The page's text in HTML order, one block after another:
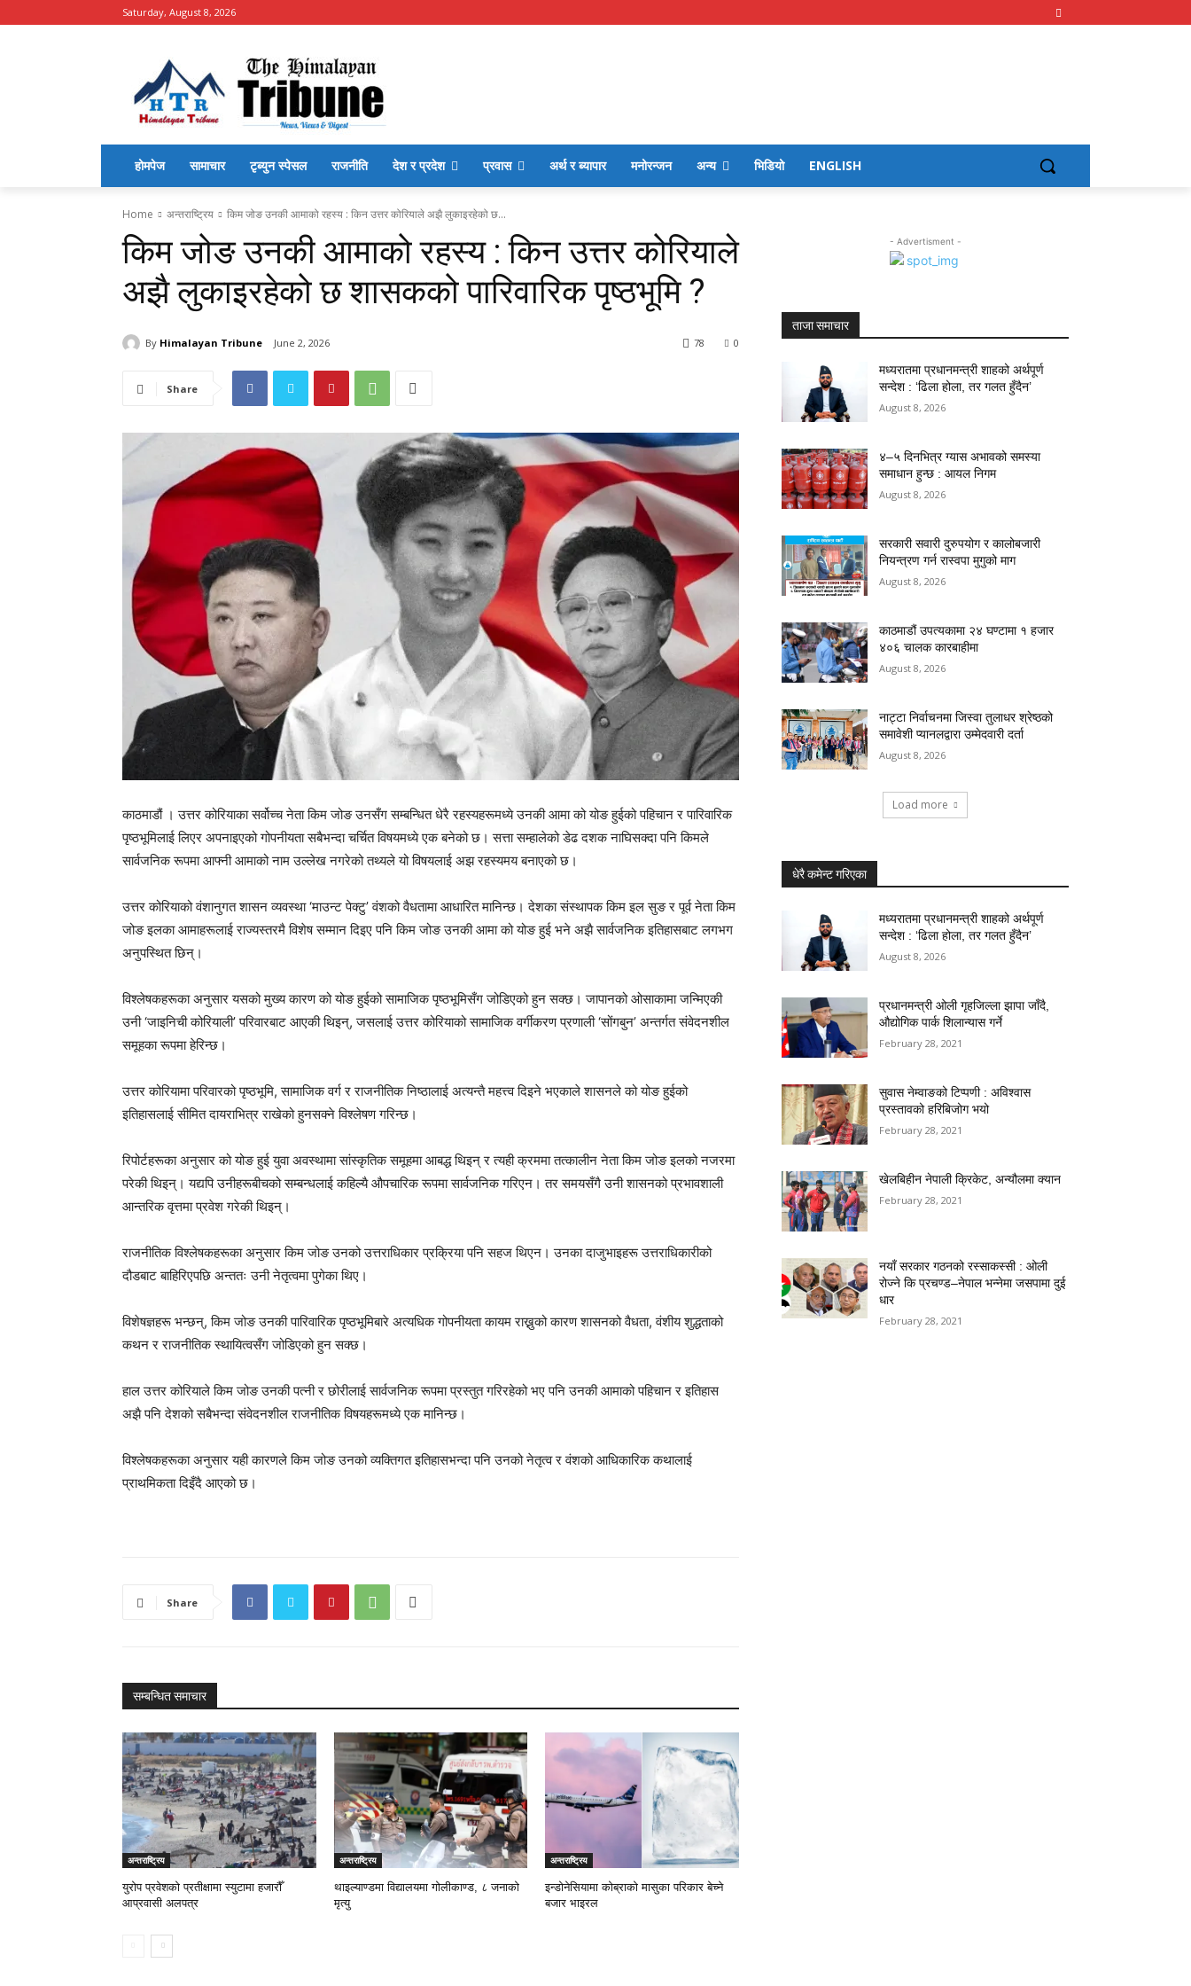
Saturday, August 8, 2026
होमपेज सामाचार टृब्युन स्पेसल राजनीति देश र प्रदेश प्रवास अर्थ र ब्यापार मनोरन्जन अन्य भिडियो ENGLISH
Home अन्तराष्ट्रिय किम जोङ उनकी आमाको रहस्य : किन उत्तर कोरियाले अझै लुकाइरहेको छ...
किम जोङ उनकी आमाको रहस्य : किन उत्तर कोरियाले
अझै लुकाइरहेको छ शासकको पारिवारिक पृष्ठभूमि ?
By Himalayan Tribune June 2, 2026 0
78
Share
काठमाडौं । उत्तर कोरियाका सर्वोच्च नेता किम जोङ उनसँग सम्बन्धित धेरै रहस्यहरूमध्ये उनकी आमा को योङ हुईको पहिचान र पारिवारिक
पृष्ठभूमिलाई लिएर अपनाइएको गोपनीयता सबैभन्दा चर्चित विषयमध्ये एक बनेको छ। सत्ता सम्हालेको डेढ दशक नाघिसक्दा पनि किमले
सार्वजनिक रूपमा आफ्नी आमाको नाम उल्लेख नगरेको तथ्यले यो विषयलाई अझ रहस्यमय बनाएको छ।
उत्तर कोरियाको वंशानुगत शासन व्यवस्था ‘माउन्ट पेक्टु’ वंशको वैधतामा आधारित मानिन्छ। देशका संस्थापक किम इल सुङ र पूर्व नेता किम
जोङ इलका आमाहरूलाई राज्यस्तरमै विशेष सम्मान दिइए पनि किम जोङ उनकी आमा को योङ हुई भने अझै सार्वजनिक इतिहासबाट लगभग
अनुपस्थित छिन्।
विश्लेषकहरूका अनुसार यसको मुख्य कारण को योङ हुईको सामाजिक पृष्ठभूमिसँग जोडिएको हुन सक्छ। जापानको ओसाकामा जन्मिएकी
उनी ‘जाइनिची कोरियाली’ परिवारबाट आएकी थिइन्, जसलाई उत्तर कोरियाको सामाजिक वर्गीकरण प्रणाली ‘सोंगबुन’ अन्तर्गत संवेदनशील
समूहका रूपमा हेरिन्छ।
उत्तर कोरियामा परिवारको पृष्ठभूमि, सामाजिक वर्ग र राजनीतिक निष्ठालाई अत्यन्तै महत्त्व दिइने भएकाले शासनले को योङ हुईको
इतिहासलाई सीमित दायराभित्र राखेको हुनसक्ने विश्लेषण गरिन्छ।
रिपोर्टहरूका अनुसार को योङ हुई युवा अवस्थामा सांस्कृतिक समूहमा आबद्ध थिइन् र त्यही क्रममा तत्कालीन नेता किम जोङ इलको नजरमा
परेकी थिइन्। यद्यपि उनीहरूबीचको सम्बन्धलाई कहिल्यै औपचारिक रूपमा सार्वजनिक गरिएन। तर समयसँगै उनी शासनको प्रभावशाली
आन्तरिक वृत्तमा प्रवेश गरेकी थिइन्।
राजनीतिक विश्लेषकहरूका अनुसार किम जोङ उनको उत्तराधिकार प्रक्रिया पनि सहज थिएन। उनका दाजुभाइहरू उत्तराधिकारीको
दौडबाट बाहिरिएपछि अन्ततः उनी नेतृत्वमा पुगेका थिए।
विशेषज्ञहरू भन्छन्, किम जोङ उनकी पारिवारिक पृष्ठभूमिबारे अत्यधिक गोपनीयता कायम राख्नुको कारण शासनको वैधता, वंशीय शुद्धताको
कथन र राजनीतिक स्थायित्वसँग जोडिएको हुन सक्छ।
हाल उत्तर कोरियाले किम जोङ उनकी पत्नी र छोरीलाई सार्वजनिक रूपमा प्रस्तुत गरिरहेको भए पनि उनकी आमाको पहिचान र इतिहास
अझै पनि देशको सबैभन्दा संवेदनशील राजनीतिक विषयहरूमध्ये एक मानिन्छ।
विश्लेषकहरूका अनुसार यही कारणले किम जोङ उनको व्यक्तिगत इतिहासभन्दा पनि उनको नेतृत्व र वंशको आधिकारिक कथालाई
प्राथमिकता दिइँदै आएको छ।
Share
सम्बन्धित समाचार
अन्तराष्ट्रिय
युरोप प्रवेशको प्रतीक्षामा स्युटामा हजारौँ
आप्रवासी अलपत्र
अन्तराष्ट्रिय
थाइल्याण्डमा विद्यालयमा गोलीकाण्ड, ८ जनाको
मृत्यु
अन्तराष्ट्रिय
इन्डोनेसियामा कोब्राको मासुका परिकार बेच्ने
बजार भाइरल
- Advertisment -
ताजा समाचार
मध्यरातमा प्रधानमन्त्री शाहको अर्थपूर्ण
सन्देश : ‘ढिला होला, तर गलत हुँदैन’
August 8, 2026
४–५ दिनभित्र ग्यास अभावको समस्या
समाधान हुन्छ : आयल निगम
August 8, 2026
सरकारी सवारी दुरुपयोग र कालोबजारी
नियन्त्रण गर्न रास्वपा मुगुको माग
August 8, 2026
काठमाडौं उपत्यकामा २४ घण्टामा १ हजार
४०६ चालक कारबाहीमा
August 8, 2026
नाट्टा निर्वाचनमा जिस्वा तुलाधर श्रेष्ठको
समावेशी प्यानलद्वारा उम्मेदवारी दर्ता
August 8, 2026
Load more
धेरै कमेन्ट गरिएका
मध्यरातमा प्रधानमन्त्री शाहको अर्थपूर्ण
सन्देश : ‘ढिला होला, तर गलत हुँदैन’
August 8, 2026
प्रधानमन्त्री ओली गृहजिल्ला झापा जाँदै,
औद्योगिक पार्क शिलान्यास गर्ने
February 28, 2021
सुवास नेम्वाङको टिप्पणी : अविश्वास
प्रस्तावको हरिबिजोग भयो
February 28, 2021
खेलबिहीन नेपाली क्रिकेट, अन्यौलमा क्यान
February 28, 2021
नयाँ सरकार गठनको रस्साकस्सी : ओली
रोज्ने कि प्रचण्ड–नेपाल भन्नेमा जसपामा दुई
धार
February 28, 2021